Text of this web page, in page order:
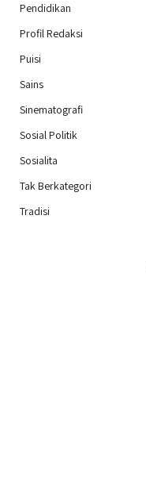
Pendidikan
Profil Redaksi
Puisi
Sains
Sinematografi
Sosial Politik
Sosialita
Tak Berkategori
Tradisi